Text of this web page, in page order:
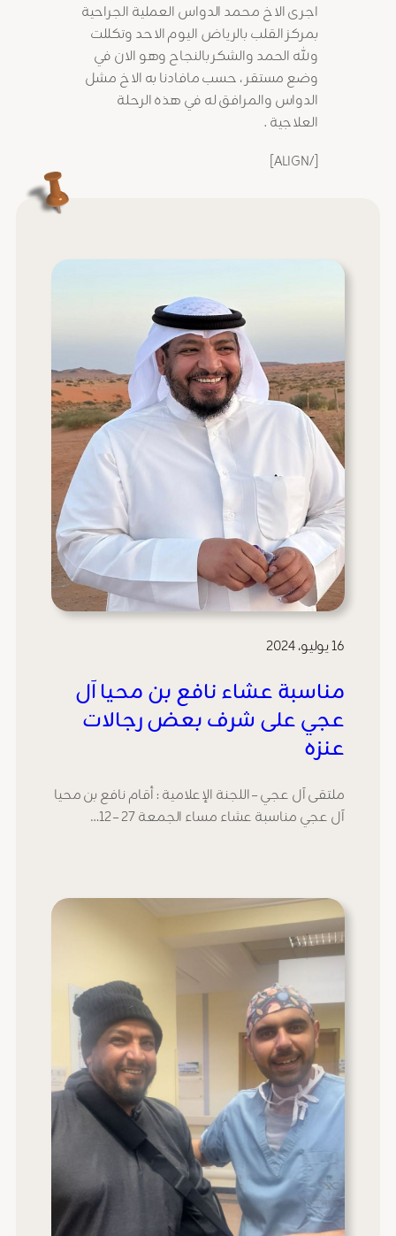
اجرى الاخ محمد الدواس العملية الجراحية
بمركز القلب بالرياض اليوم الاحد وتكللت
ولله الحمد والشكر بالنجاح وهو الان في
وضع مستقر ، حسب مافادنا به الاخ مشل
الدواس والمرافق له في هذه الرحلة
العلاجية .
[/ALIGN]
16 يوليو، 2024
مناسبة عشاء نافع بن محيا آل
عجي على شرف بعض رجالات
عنزه
ملتقى آل عجي – اللجنة الإعلامية : أقام نافع بن محيا
آل عجي مناسبة عشاء مساء الجمعة 27 – 12…